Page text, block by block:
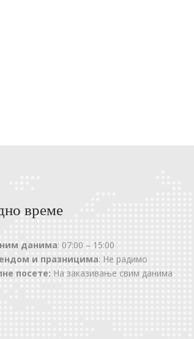
време
данима: 07:00 – 15:00
и празницима: Не радимо
посете: На заказивање свим данима